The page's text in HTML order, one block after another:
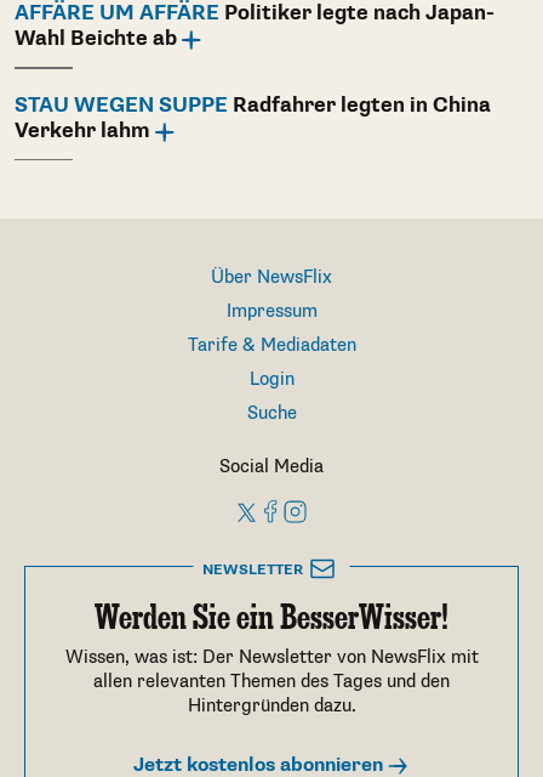
AFFÄRE UM AFFÄRE Politiker legte nach Japan-
Wahl Beichte ab
STAU WEGEN SUPPE Radfahrer legten in China
Verkehr lahm
Über NewsFlix
Impressum
Tarife & Mediadaten
Login
Suche
Social Media
NEWSLETTER
Werden Sie ein BesserWisser!
Wissen, was ist: Der Newsletter von NewsFlix mit
allen relevanten Themen des Tages und den
Hintergründen dazu.
Jetzt kostenlos abonnieren